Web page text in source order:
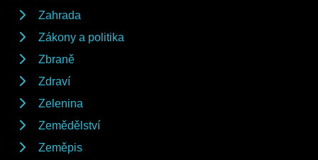
Zahrada
Zákony a politika
Zbraně
Zdraví
Zelenina
Zemědělství
Zeměpis